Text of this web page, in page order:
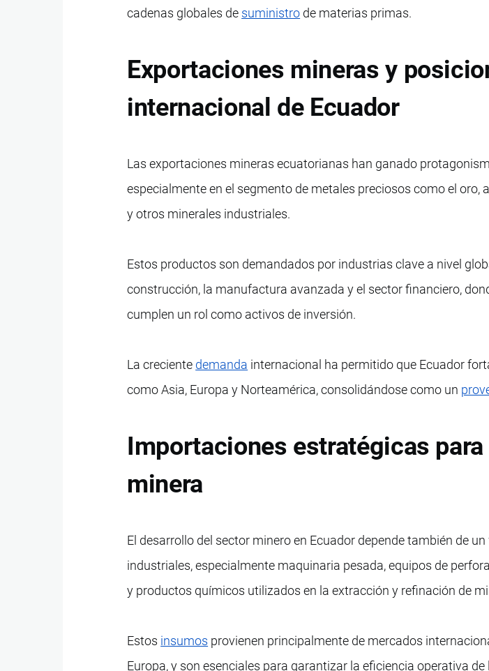
cadenas globales de suministro de materias primas.
Exportaciones mineras y
internacional de Ecuador
Las exportaciones mineras ecuatorianas han ganado
especialmente en el segmento de metales preciosos como el oro,
y otros minerales industriales.
Estos productos son demandados por industrias clave a nivel
construcción, la manufactura avanzada y el sector financiero,
cumplen un rol como activos de inversión.
La creciente demanda internacional ha permitido que Ecuador
como Asia, Europa y Norteamérica, consolidándose como un
Importaciones estratégicas
minera
El desarrollo del sector minero en Ecuador depende también de
industriales, especialmente maquinaria pesada, equipos de
y productos químicos utilizados en la extracción y refinación de
Estos insumos provienen principalmente de mercados
Europa, y son esenciales para garantizar la eficiencia operativa